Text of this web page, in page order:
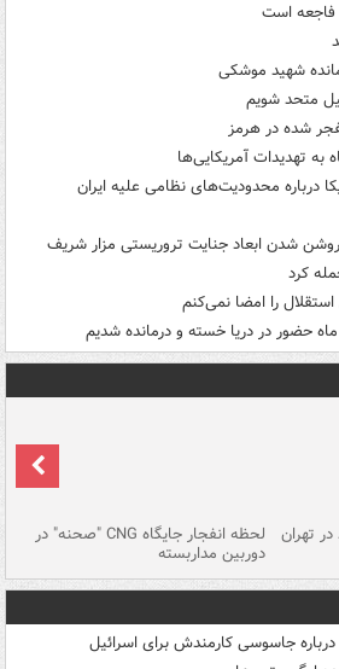
فاجعه است
شهید موشکی
متحد شویم
شده در هرمز
به تهدیدات آمریکایی‌ها
درباره محدودیت‌های نظامی علیه ایران
روشن شدن ابعاد جنایت تروریستی مزار شریف
کرد
را امضا نمی‌کنم
تهران لحظه انفجار جایگاه CNG "صحنه" در
دوربین مداربسته
جاسوسی کارمندش برای اسرائیل